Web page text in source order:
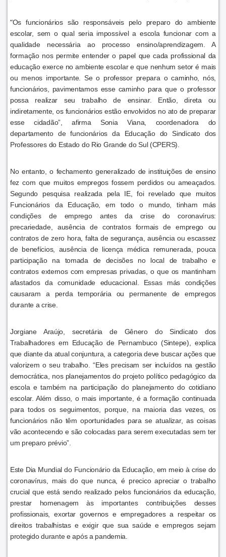
“Os funcionários são responsáveis pelo preparo do ambiente
escolar, sem o qual seria impossível a escola funcionar com a
qualidade necessária ao processo ensino/aprendizagem. A
formação nos permite entender o papel que cada profissional da
educação exerce no ambiente escolar e que nenhum setor é mais
ou menos importante. Se o professor prepara o caminho, nós,
funcionários, pavimentamos esse caminho para que o professor
possa realizar seu trabalho de ensinar. Então, direta ou
indiretamente, os funcionários estão envolvidos no ato de preparar
esse cidadão”, afirma Sonia Viana, coordenadora do
departamento de funcionários da Educação do Sindicato dos
Professores do Estado do Rio Grande do Sul (CPERS).
No entanto, o fechamento generalizado de instituições de ensino
fez com que muitos empregos fossem perdidos ou ameaçados.
Segundo pesquisa realizada pela IE, foi revelado que muitos
Funcionários da Educação, em todo o mundo, tinham más
condições de emprego antes da crise do coronavírus:
precariedade, ausência de contratos formais de emprego ou
contratos de zero hora, falta de segurança, ausência ou escassez
de benefícios, ausência de licença médica remunerada, pouca
participação na tomada de decisões no local de trabalho e
contratos externos com empresas privadas, o que os mantinham
afastados da comunidade educacional. Essas más condições
causaram a perda temporária ou permanente de empregos
durante a crise.
Jorgiane Araújo, secretária de Gênero do Sindicato dos
Trabalhadores em Educação de Pernambuco (Sintepe), explica
que diante da atual conjuntura, a categoria deve buscar ações que
valorizem o seu trabalho. “Eles precisam ser incluídos na gestão
democrática, nos planejamentos do projeto político pedagógico da
escola e também na participação do planejamento do cotidiano
escolar. Além disso, o mais importante, é a formação continuada
para todos os seguimentos, porque, na maioria das vezes, os
funcionários não têm oportunidades para se atualizar, as coisas
vão acontecendo e são colocadas para serem executadas sem ter
um preparo prévio”.
Este Dia Mundial do Funcionário da Educação, em meio à crise do
coronavírus, mais do que nunca, é precico apreciar o trabalho
crucial que está sendo realizado pelos funcionários da educação,
prestar homenagem às importantes contribuições desses
profissionais, exortar governos e empregadores a respeitar os
direitos trabalhistas e exigir que sua saúde e empregos sejam
protegido durante e após a pandemia.